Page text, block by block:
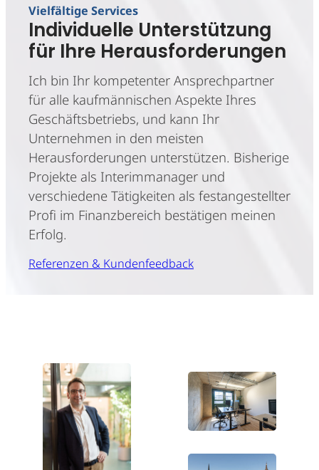
Vielfältige Services
Individuelle Unterstützung
für Ihre Herausforderungen
Ich bin Ihr kompetenter Ansprechpartner
für alle kaufmännischen Aspekte Ihres
Geschäftsbetriebs, und kann Ihr
Unternehmen in den meisten
Herausforderungen unterstützen. Bisherige
Projekte als Interimmanager und
verschiedene Tätigkeiten als festangestellter
Profi im Finanzbereich bestätigen meinen
Erfolg.
Referenzen & Kundenfeedback